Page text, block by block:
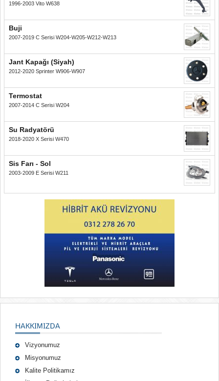
1996-2003 Vito W638
Buji
2007-2019 C Serisi W204-W205-W212-W213
Jant Kapağı (Siyah)
2012-2020 Sprinter W906-W907
Termostat
2007-2014 C Serisi W204
Su Radyatörü
2018-2020 X Serisi W470
Sis Farı - Sol
2003-2009 E Serisi W211
HAKKIMIZDA
Vizyonumuz
Misyonumuz
Kalite Politikamız